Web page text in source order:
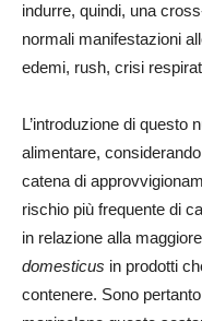
indurre, quindi, una
normali manifestazioni
edemi, rush, crisi
L’introduzione di questo
alimentare,
catena di
rischio più frequente di
in relazione alla
domesticus in prodotti
contenere. Sono